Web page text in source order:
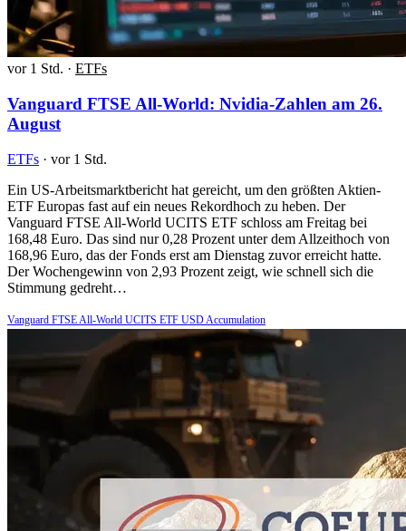
vor 1 Std. · ETFs
Vanguard FTSE All-World: Nvidia-Zahlen am 26.
August
ETFs · vor 1 Std.
Ein US-Arbeitsmarktbericht hat gereicht, um den größten Aktien-
ETF Europas fast auf ein neues Rekordhoch zu heben. Der
Vanguard FTSE All-World UCITS ETF schloss am Freitag bei
168,48 Euro. Das sind nur 0,28 Prozent unter dem Allzeithoch von
168,96 Euro, das der Fonds erst am Dienstag zuvor erreicht hatte.
Der Wochengewinn von 2,93 Prozent zeigt, wie schnell sich die
Stimmung gedreht…
Vanguard FTSE All-World UCITS ETF USD Accumulation